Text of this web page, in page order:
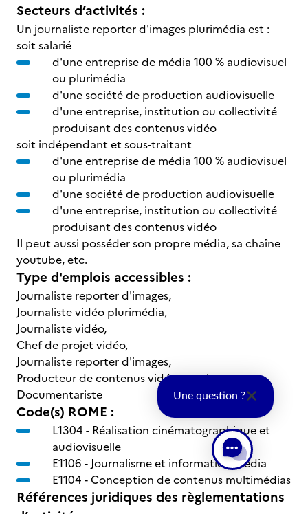
Secteurs d’activités :
Un journaliste reporter d'images plurimédia est :
soit salarié
d'une entreprise de média 100 % audiovisuel
ou plurimédia
d'une société de production audiovisuelle
d'une entreprise, institution ou collectivité
produisant des contenus vidéo
soit indépendant et sous-traitant
d'une entreprise de média 100 % audiovisuel
ou plurimédia
d'une société de production audiovisuelle
d'une entreprise, institution ou collectivité
produisant des contenus vidéo
Il peut aussi posséder son propre média, sa chaîne
youtube, etc.
Type d'emplois accessibles :
Journaliste reporter d'images,
Journaliste vidéo plurimédia,
Journaliste vidéo,
Chef de projet vidéo,
Journaliste reporter d'images,
Producteur de contenus vidéos et photos,
Documentariste
Code(s) ROME :
L1304 - Réalisation cinématographique et
audiovisuelle
E1106 - Journalisme et information média
E1104 -Conception de contenus multimédias
Références juridiques des règlementations
Une question ?